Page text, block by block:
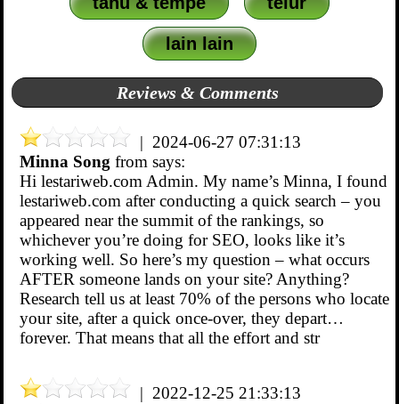
lain lain
Reviews & Comments
| 2024-06-27 07:31:13
Minna Song from says:
Hi lestariweb.com Admin. My name’s Minna, I found
lestariweb.com after conducting a quick search – you
appeared near the summit of the rankings, so
whichever you’re doing for SEO, looks like it’s
working well. So here’s my question – what occurs
AFTER someone lands on your site? Anything?
Research tell us at least 70% of the persons who locate
your site, after a quick once-over, they depart…
forever. That means that all the effort and str
| 2022-12-25 21:33:13